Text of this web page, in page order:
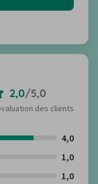
2,0/5,0
des clients
4,0
1,0
1,0